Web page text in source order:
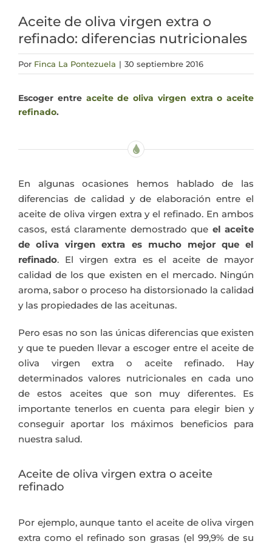
Aceite de oliva virgen extra o
refinado: diferencias nutricionales
Por Finca La Pontezuela | 30 septiembre 2016
Escoger entre aceite de oliva virgen extra o aceite
refinado.
En algunas ocasiones hemos hablado de las
diferencias de calidad y de elaboración entre el
aceite de oliva virgen extra y el refinado. En ambos
casos, está claramente demostrado que el aceite
de oliva virgen extra es mucho mejor que el
refinado. El virgen extra es el aceite de mayor
calidad de los que existen en el mercado. Ningún
aroma, sabor o proceso ha distorsionado la calidad
y las propiedades de las aceitunas.
Pero esas no son las únicas diferencias que existen
y que te pueden llevar a escoger entre el aceite de
oliva virgen extra o aceite refinado. Hay
determinados valores nutricionales en cada uno
de estos aceites que son muy diferentes. Es
importante tenerlos en cuenta para elegir bien y
conseguir aportar los máximos beneficios para
nuestra salud.
Aceite de oliva virgen extra o aceite
refinado
Por ejemplo, aunque tanto el aceite de oliva virgen
extra como el refinado son grasas (el 99,9% de su